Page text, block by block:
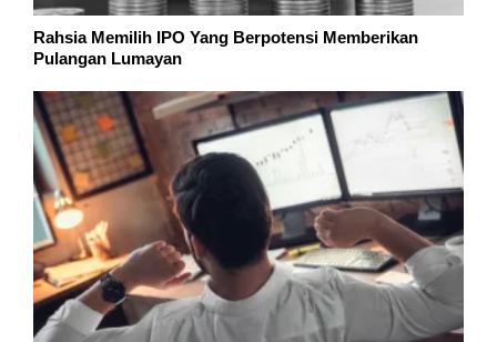
Rahsia Memilih IPO Yang Berpotensi Memberikan
Pulangan Lumayan